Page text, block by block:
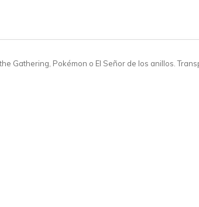
Gathering, Pokémon o El Señor de los anillos.